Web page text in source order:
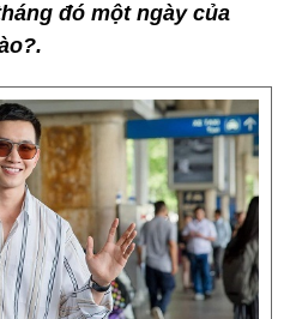
đó một ngày của